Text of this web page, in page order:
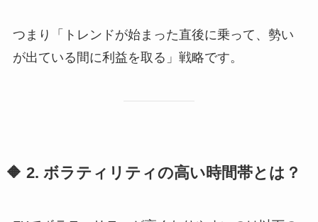
つまり「トレンドが始まった直後に乗って、勢い
が出ている間に利益を取る」戦略です。
🔶 2. ボラティリティの高い時間帯とは？